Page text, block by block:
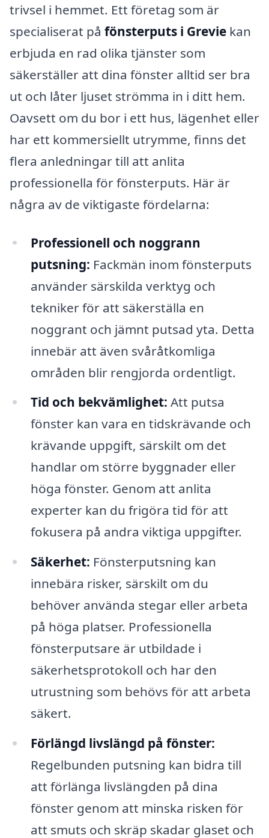
trivsel i hemmet. Ett företag som är
specialiserat på fönsterputs i Grevie kan
erbjuda en rad olika tjänster som
säkerställer att dina fönster alltid ser bra
ut och låter ljuset strömma in i ditt hem.
Oavsett om du bor i ett hus, lägenhet eller
har ett kommersiellt utrymme, finns det
flera anledningar till att anlita
professionella för fönsterputs. Här är
några av de viktigaste fördelarna:
Professionell och noggrann
putsning: Fackmän inom fönsterputs
använder särskilda verktyg och
tekniker för att säkerställa en
noggrant och jämnt putsad yta. Detta
innebär att även svåråtkomliga
områden blir rengjorda ordentligt.
Tid och bekvämlighet: Att putsa
fönster kan vara en tidskrävande och
krävande uppgift, särskilt om det
handlar om större byggnader eller
höga fönster. Genom att anlita
experter kan du frigöra tid för att
fokusera på andra viktiga uppgifter.
Säkerhet: Fönsterputsning kan
innebära risker, särskilt om du
behöver använda stegar eller arbeta
på höga platser. Professionella
fönsterputsare är utbildade i
säkerhetsprotokoll och har den
utrustning som behövs för att arbeta
säkert.
Förlängd livslängd på fönster:
Regelbunden putsning kan bidra till
att förlänga livslängden på dina
fönster genom att minska risken för
att smuts och skräp skadar glaset och